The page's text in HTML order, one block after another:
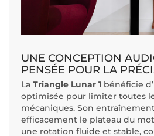
UNE CONCEPTION
PENSÉE POUR LA
La Triangle Lunar 1 bénéficie
optimisée pour limiter toutes
mécaniques. Son
efficacement le plateau du
une rotation fluide et stable,